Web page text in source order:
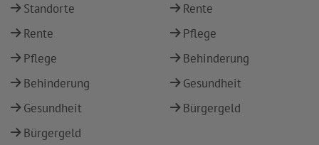
Standorte
Rente
Pflege
Behinderung
Gesundheit
Bürgergeld
Rente
Pflege
Behinderung
Gesundheit
Bürgergeld